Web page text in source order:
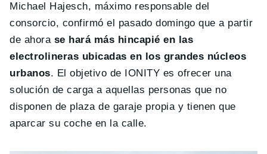
Michael Hajesch, máximo responsable del
consorcio, confirmó el pasado domingo que a partir
de ahorase hará más hincapié en las
electrolineras ubicadas en los grandes núcleos
urbanos. El objetivo de IONITY es ofrecer una
solución de carga a aquellas personas que no
disponen de plaza de garaje propia y tienen que
aparcar su coche en la calle.